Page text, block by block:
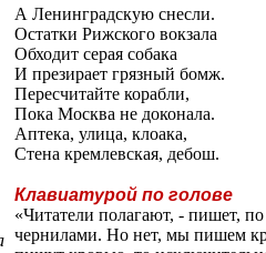
А Ленинградскую снесли.
Остатки Рижского вокзала
Обходит серая собака
И презирает грязный бомж.
Пересчитайте корабли,
Пока Москва не доконала.
Аптека, улица, клоака,
Стена кремлевская, дебош.
Клавиатурой по голове
«Читатели полагают, - пишет,
чернилами. Но нет, мы пишем